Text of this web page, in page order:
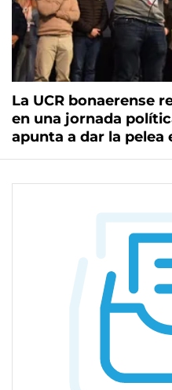
La UCR bonaerense
en una jornada
apunta a dar la pelea